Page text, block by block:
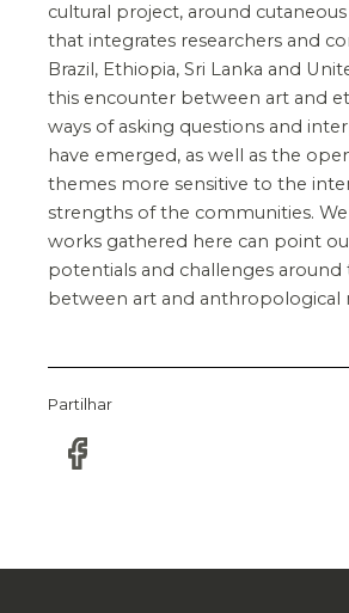
cultural project, around cutaneous
that integrates researchers and
Brazil, Ethiopia, Sri Lanka and
this encounter between art and
ways of asking questions and
have emerged, as well as the
themes more sensitive to the
strengths of the communities.
works gathered here can point
potentials and challenges
between art and anthropological
Partilhar